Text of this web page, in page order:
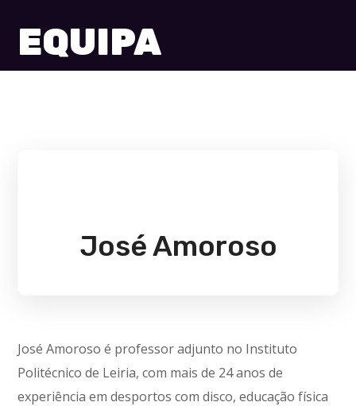
EQUIPA
José Amoroso
José Amoroso é professor adjunto no Instituto
Politécnico de Leiria, com mais de 24 anos de
experiência em desportos com disco, educação física